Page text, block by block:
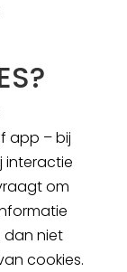
app – bij
interactie
om
dan niet
cookies.